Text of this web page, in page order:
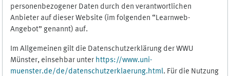
personenbezogener Daten durch den verantwortlichen
Anbieter auf dieser Website (im folgenden “Learnweb-
Angebot” genannt) auf.
Im Allgemeinen gilt die Datenschutzerklärung der WWU
Münster, einsehbar unter https://www.uni-
muenster.de/de/datenschutzerklaerung.html. Für die Nutzung